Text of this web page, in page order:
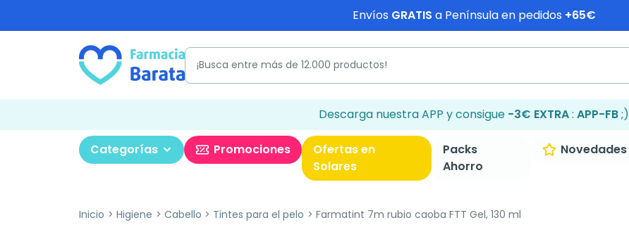
Envíos GRATIS a Península en pedidos +65€
Descarga nuestra APP y consigue -3€ EXTRA: APP-FB;)
Categorías Promociones
Ofertas en
Solares
Packs
Ahorro
Novedades
Inicio Higiene Cabello Tintes para el pelo Farmatint 7m rubio caoba FTT Gel, 130 ml